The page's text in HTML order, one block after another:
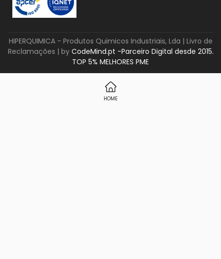
HIPERQUIMICA - Produtos Quimicos Industriais, Lda | Livro de
Reclamações | by CodeMind.pt -Parceiro Digital desde 2015.
TOP 5% MELHORES PME
HOME